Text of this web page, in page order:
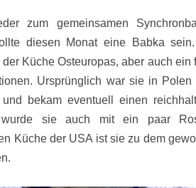
zum gemeinsamen
diesen Monat eine Babka
Küche Osteuropas, aber auch ein
Ursprünglich war sie in Polen
bekam eventuell einen
wurde sie auch mit ein paar
Küche der USA ist sie zu dem